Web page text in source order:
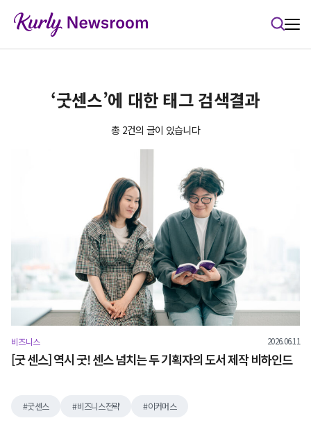
‘굿센스’에 대한 태그 검색결과
총 2건의 글이 있습니다
비즈니스 2026.06.11
[굿 센스] 역시 굿! 센스 넘치는 두 기획자의 도서 제작 비하인드
굿센스 비즈니스전략 이커머스